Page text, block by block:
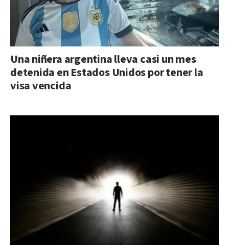
Una niñera argentina lleva casi un mes
detenida en Estados Unidos por tener la
visa vencida